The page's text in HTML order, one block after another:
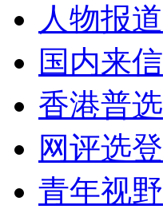
人物报道
国内来信
香港普选
网评选登
青年视野